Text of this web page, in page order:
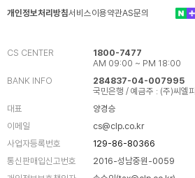
개인정보처리방침서비스이용약관AS문의
CS CENTER
1800-7477
AM 09:00 ~ PM 18:00
BANK INFO
284837-04-007995
국민은행 / 예금주 : (주)씨엘피
대표
양경승
이메일
cs@clp.co.kr
사업자등록번호
129-86-80366
통신판매입신고번호
2016-성남중원-0059